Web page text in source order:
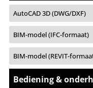
AutoCAD 3D (DWG/DXF)
BIM-model (IFC-formaat)
BIM-model (REVIT-
Bediening &